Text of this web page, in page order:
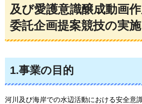
及び愛護意識醸成動画
委託企画提案競技の実
1.事業の目的
河川及び海岸での水辺活動における安全意